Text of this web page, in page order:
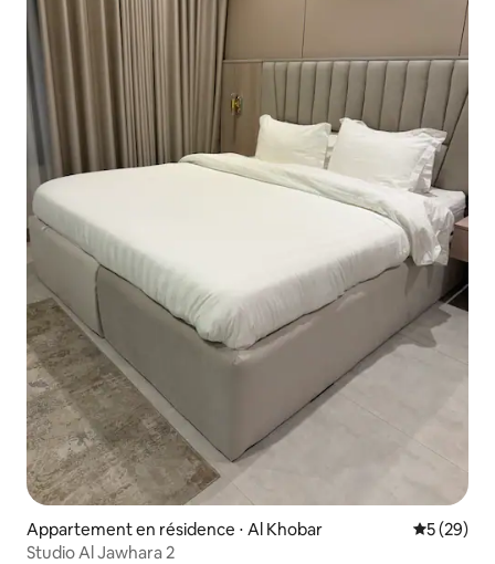
Appartement en résidence ⋅ Al Khobar
5 (29)
Studio Al Jawhara 2